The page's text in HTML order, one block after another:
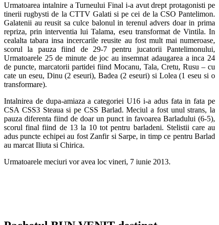
Urmatoarea intalnire a Turneului Final i-a avut drept protagonisti pe
tinerii rugbysti de la CTTV Galati si pe cei de la CSO Pantelimon.
Galatenii au reusit sa culce balonul in terenul advers doar in prima
repriza, prin interventia lui Talama, eseu transformat de Vintila. In
cealalta tabara insa incercarile reusite au fost mult mai numeroase,
scorul la pauza fiind de 29-7 pentru jucatorii Pantelimonului,
Urmatoarele 25 de minute de joc au insemnat adaugarea a inca 24
de puncte, marcatorii partidei fiind Mocanu, Tala, Cretu, Rusu – cu
cate un eseu, Dinu (2 eseuri), Badea (2 eseuri) si Lolea (1 eseu si o
transformare).
Intalnirea de dupa-amiaza a categoriei U16 i-a adus fata in fata pe
CSA CSS3 Steaua si pe CSS Barlad. Meciul a fost unul strans, la
pauza diferenta fiind de doar un punct in favoarea Barladului (6-5),
scorul final fiind de 13 la 10 tot pentru barladeni. Stelistii care au
adus puncte echipei au fost Zanfir si Sarpe, in timp ce pentru Barlad
au marcat Iliuta si Chirica.
Urmatoarele meciuri vor avea loc vineri, 7 iunie 2013.